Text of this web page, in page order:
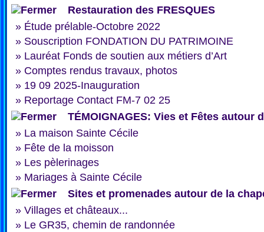
Restauration des FRESQUES
» Étude prélable-Octobre 2022
» Souscription FONDATION DU PATRIMOINE
» Lauréat Fonds de soutien aux métiers d’Art
» Comptes rendus travaux, photos
» 19 09 2025-Inauguration
» Reportage Contact FM-7 02 25
TÉMOIGNAGES: Vies et Fêtes autour
» La maison Sainte Cécile
» Fête de la moisson
» Les pèlerinages
» Mariages à Sainte Cécile
Sites et promenades autour de la
» Villages et châteaux...
» Le GR35, chemin de randonnée